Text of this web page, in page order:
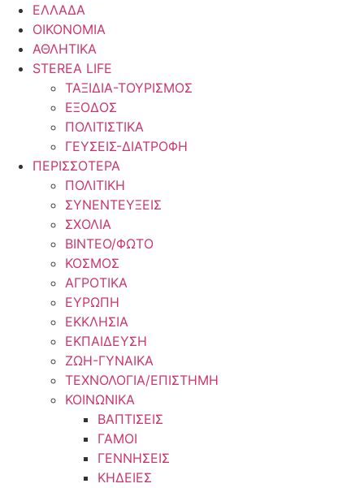
ΕΛΛΑΔΑ
ΟΙΚΟΝΟΜΙΑ
ΑΘΛΗΤΙΚΑ
STEREA LIFE
ΤΑΞΙΔΙΑ-ΤΟΥΡΙΣΜΟΣ
ΕΞΟΔΟΣ
ΠΟΛΙΤΙΣΤΙΚΑ
ΓΕΥΣΕΙΣ-ΔΙΑΤΡΟΦΗ
ΠΕΡΙΣΣΟΤΕΡΑ
ΠΟΛΙΤΙΚΗ
ΣΥΝΕΝΤΕΥΞΕΙΣ
ΣΧΟΛΙΑ
ΒΙΝΤΕΟ/ΦΩΤΟ
ΚΟΣΜΟΣ
ΑΓΡΟΤΙΚΑ
ΕΥΡΩΠΗ
ΕΚΚΛΗΣΙΑ
ΕΚΠΑΙΔΕΥΣΗ
ΖΩΗ-ΓΥΝΑΙΚΑ
ΤΕΧΝΟΛΟΓΙΑ/ΕΠΙΣΤΗΜΗ
ΚΟΙΝΩΝΙΚΑ
ΒΑΠΤΙΣΕΙΣ
ΓΑΜΟΙ
ΓΕΝΝΗΣΕΙΣ
ΚΗΔΕΙΕΣ